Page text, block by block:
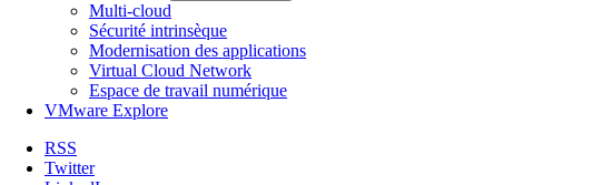
Multi-cloud
Sécurité intrinsèque
Modernisation des applications
Virtual Cloud Network
Espace de travail numérique
VMware Explore
RSS
Twitter